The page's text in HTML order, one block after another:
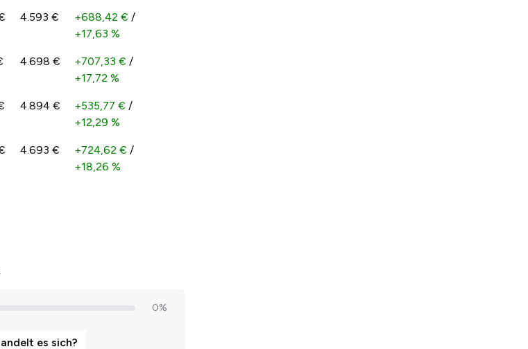
4.593 € +688,42 € /
+17,63 %
4.698 € +707,33 € /
+17,72 %
4.894 € +535,77 € /
+12,29 %
4.693 € +724,62 € /
+18,26 %